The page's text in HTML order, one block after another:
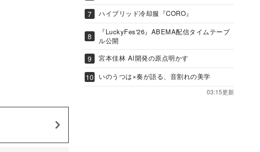
ハイブリッド冷却服『CORO』
『LuckyFes'26』ABEMA配信タイムテーブ
ル公開
宮本佳林 AI開発の原点明かす
いのうつは×奏が語る、音割れの美学
03:15更新